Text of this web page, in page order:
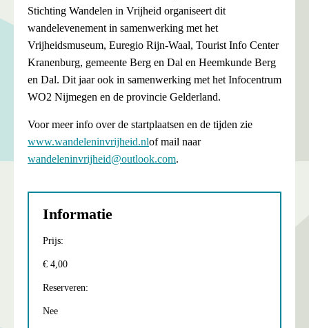
Stichting Wandelen in Vrijheid organiseert dit
wandelevenement in samenwerking met het
Vrijheidsmuseum, Euregio Rijn-Waal, Tourist Info Center
Kranenburg, gemeente Berg en Dal en Heemkunde Berg
en Dal. Dit jaar ook in samenwerking met het Infocentrum
WO2 Nijmegen en de provincie Gelderland.
Voor meer info over de startplaatsen en de tijden zie
www.wandeleninvrijheid.nlof mail naar
wandeleninvrijheid@outlook.com.
Informatie
Prijs:
€ 4,00
Reserveren:
Nee